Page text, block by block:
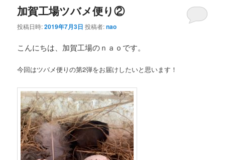
加賀工場ツバメ便り②
投稿日時:2019年7月3日 投稿者:nao
こんにちは、加賀工場のｎａｏです。
今回はツバメ便りの第2弾をお届けしたいと思います！